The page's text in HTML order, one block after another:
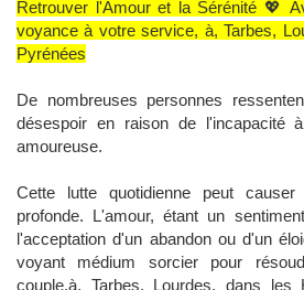
Retrouver l'Amour et la Sérénité 💖
voyance à votre service, à, Tarbes,
Pyrénées
De nombreuses personnes
désespoir en raison de l'incapacité
amoureuse.
Cette lutte quotidienne peut causer
profonde. L'amour, étant un
l'acceptation d'un abandon ou d'un
voyant médium sorcier pour
couple,à, Tarbes, Lourdes, dans les